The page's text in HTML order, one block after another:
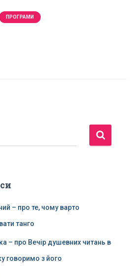
ПРОГРАМИ
– про те, чому варто
танго
– про Вечір душевних читань в
говоримо з його